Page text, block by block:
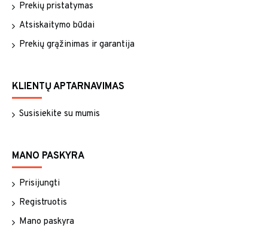
Prekių pristatymas
Atsiskaitymo būdai
Prekių grąžinimas ir garantija
KLIENTŲ APTARNAVIMAS
Susisiekite su mumis
MANO PASKYRA
Prisijungti
Registruotis
Mano paskyra